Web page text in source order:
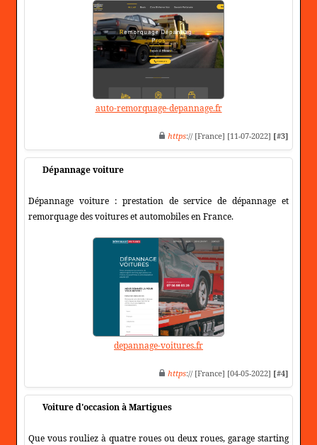
auto-remorquage-depannage.fr
https:// [France] [11-07-2022] [#3]
Dépannage voiture
Dépannage voiture : prestation de service de dépannage et
remorquage des voitures et automobiles en France.
depannage-voitures.fr
https:// [France] [04-05-2022] [#4]
Voiture d'occasion à Martigues
Que vous rouliez à quatre roues ou deux roues, garage starting